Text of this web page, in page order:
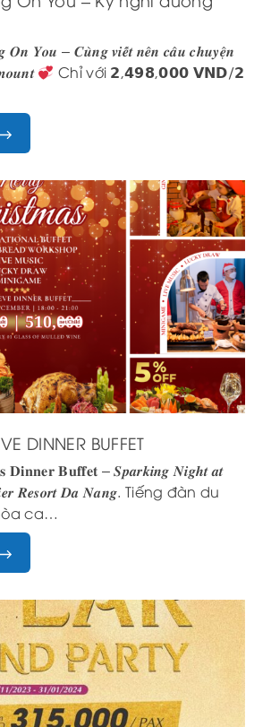
𝑶𝒏 𝒀𝒐𝒖 – 𝑪𝒖̀𝒏𝒈 𝒗𝒊𝒆̂́𝒕 𝒏𝒆̂𝒏 𝒄𝒂̂𝒖 𝒄𝒉𝒖𝒚𝒆̣̂𝒏
Chỉ với 𝟮,𝟰𝟵𝟴,𝟬𝟬𝟬 𝗩𝗡𝗗/𝟮
DINNER BUFFET
𝐁𝐮𝐟𝐟𝐞𝐭 – 𝑺𝒑𝒂𝒓𝒌𝒊𝒏𝒈 𝑵𝒊𝒈𝒉𝒕 𝒂𝒕
𝑹𝒆𝒔𝒐𝒓𝒕 𝑫𝒂 𝑵𝒂𝒏𝒈. Tiếng đàn du
ca…